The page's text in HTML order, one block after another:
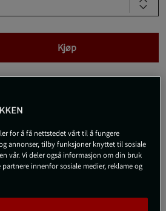
Kjøp
er slitesterke treningsbukser i lett
som gir optimal komfort og
midje, romslig passform og
de perfekt til både intensive økter og
for å få nettstedet vårt til å fungere
annonser, tilby funksjoner knyttet til sosiale
vår. Vi deler også informasjon om din bruk
innenfor sosiale medier, reklame og